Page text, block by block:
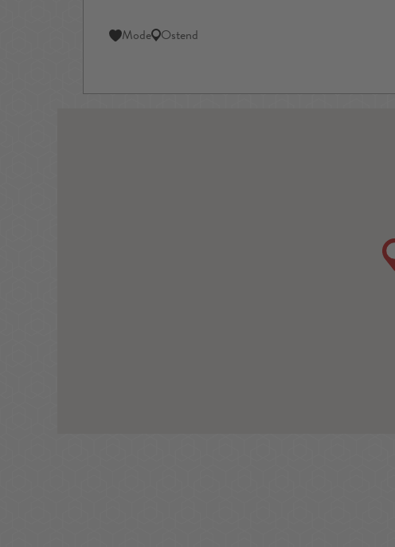
Mode Ostend